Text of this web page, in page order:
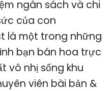
ngân sách và chi
của con
là một trong những
bạn bán hoa trực
vô nhị sống khu
viên bài bản &